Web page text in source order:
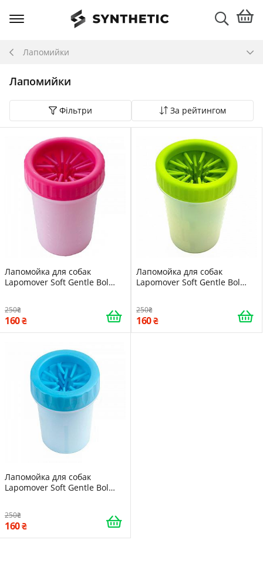
Лапомийки
Лапомийки
Фільтри За рейтингом
Лапомойка для собак
Lapomover Soft Gentle Bol
250
160
Лапомойка для собак
Lapomover Soft Gentle Bol
250
160
Лапомойка для собак
Lapomover Soft Gentle Bol
250
160